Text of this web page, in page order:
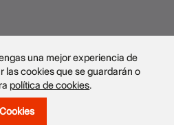
una mejor experiencia de
las cookies que se guardarán o
política de cookies.